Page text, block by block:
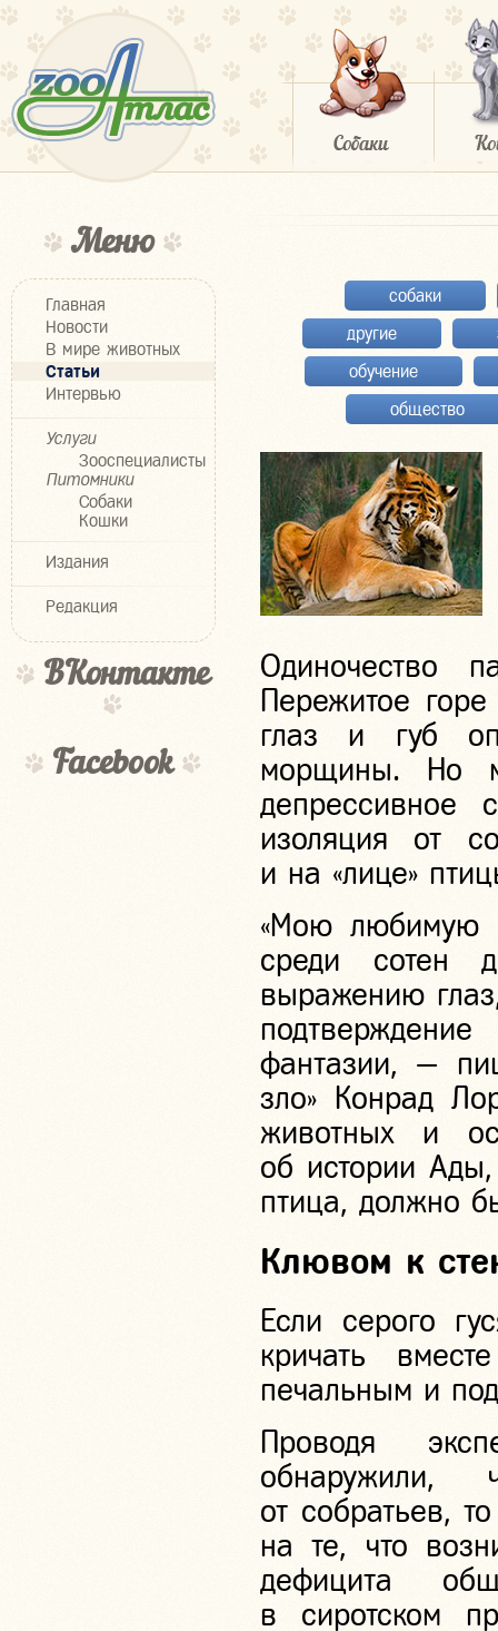
Меню
Главная
Новости
В мире животных
Статьи
Интервью
Услуги
Зооспециалисты
Питомники
Собаки
Кошки
Издания
Редакция
ВКонтакте
Facebook
собаки
другие
обучение
общество
Одиночество
Пережитое горе
глаз и губ
морщины. Но
депрессивное
изоляция от
и на «лице»
«Мою любимую
среди сотен
выражению
фантазии, —
зло» Конрад
животных и
об истории
птица, должно
Клювом к
Если серого
кричать
печальным и
Проводя
обнаружили,
от собратьев,
на те, что
дефицита
в сиротском